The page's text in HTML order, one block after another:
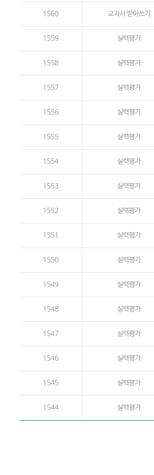
1560 교과서 받아쓰기
1559 실력평가
1558 실력평가
1557 실력평가
1556 실력평가
1555 실력평가
1554 실력평가
1553 실력평가
1552 실력평가
1551 실력평가
1550 실력평가
1549 실력평가
1548 실력평가
1547 실력평가
1546 실력평가
1545 실력평가
1544 실력평가